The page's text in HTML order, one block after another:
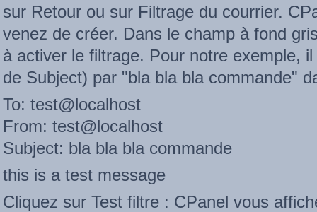
sur Retour ou sur Filtrage du courrier.
venez de créer. Dans le champ à fond
à activer le filtrage. Pour notre exemple,
de Subject) par "bla bla bla commande"
To: test@localhost
From: test@localhost
Subject: bla bla bla commande
this is a test message
Cliquez sur Test filtre : CPanel vous